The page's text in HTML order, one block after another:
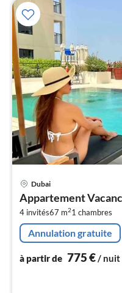
Dubai
Appartement
4 invités67 m21 chambres
Annulation gratuite
à partir de 775€/ nuit